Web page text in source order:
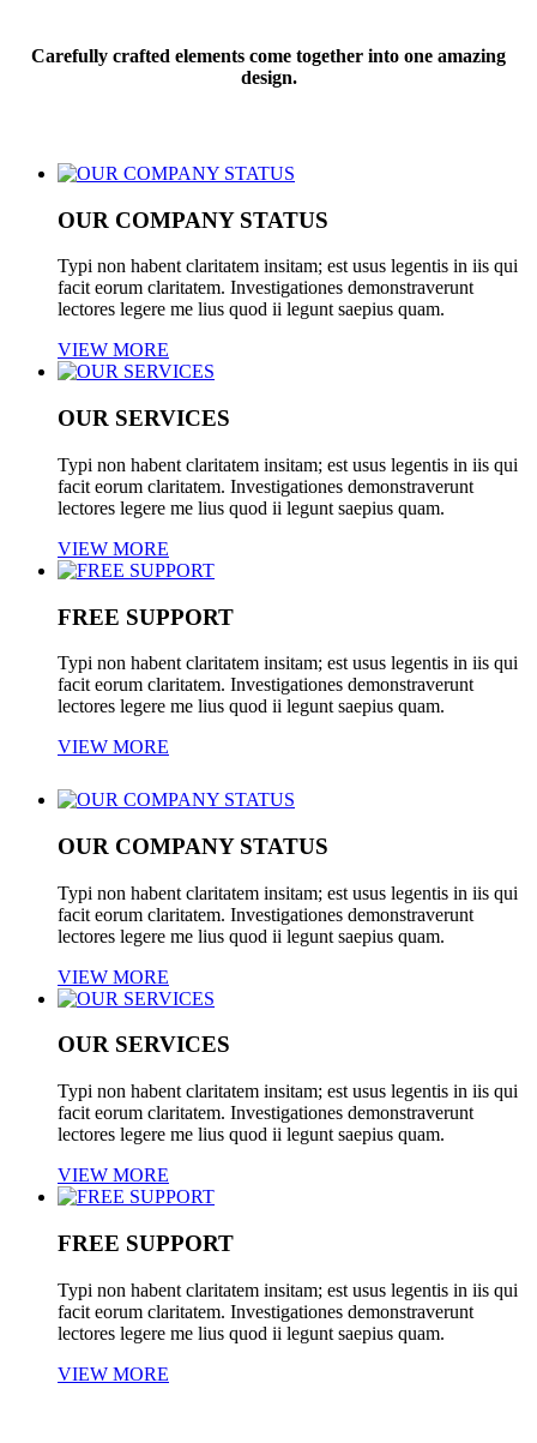
Cover Boxes
Carefully crafted elements come together into one amazing
design.
OUR COMPANY STATUS
Typi non habent claritatem insitam; est usus legentis in iis qui
facit eorum claritatem. Investigationes demonstraverunt
lectores legere me lius quod ii legunt saepius quam.
VIEW MORE
OUR SERVICES
Typi non habent claritatem insitam; est usus legentis in iis qui
facit eorum claritatem. Investigationes demonstraverunt
lectores legere me lius quod ii legunt saepius quam.
VIEW MORE
FREE SUPPORT
Typi non habent claritatem insitam; est usus legentis in iis qui
facit eorum claritatem. Investigationes demonstraverunt
lectores legere me lius quod ii legunt saepius quam.
VIEW MORE
OUR COMPANY STATUS
Typi non habent claritatem insitam; est usus legentis in iis qui
facit eorum claritatem. Investigationes demonstraverunt
lectores legere me lius quod ii legunt saepius quam.
VIEW MORE
OUR SERVICES
Typi non habent claritatem insitam; est usus legentis in iis qui
facit eorum claritatem. Investigationes demonstraverunt
lectores legere me lius quod ii legunt saepius quam.
VIEW MORE
FREE SUPPORT
Typi non habent claritatem insitam; est usus legentis in iis qui
facit eorum claritatem. Investigationes demonstraverunt
lectores legere me lius quod ii legunt saepius quam.
VIEW MORE